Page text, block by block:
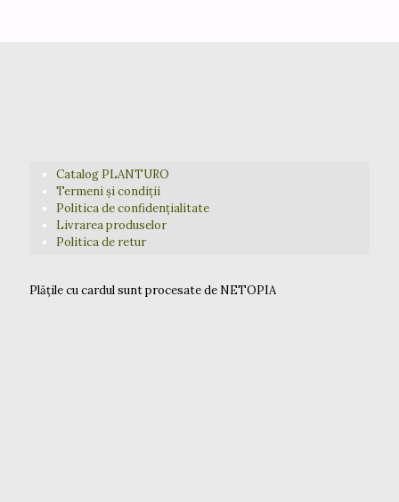
Catalog PLANTURO
Termeni și condiții
Politica de confidențialitate
Livrarea produselor
Politica de retur
Plățile cu cardul sunt procesate de NETOPIA